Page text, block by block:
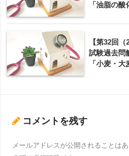
「油脂の酸
【第32回
試験過去問
「小麦・大
コメントを残す
メールアドレスが公開されることはあ